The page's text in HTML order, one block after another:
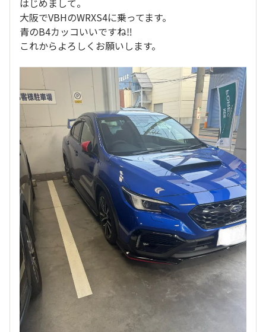
はじめまして。
大阪でVBHのWRXS4に乗ってます。
青のB4カッコいいですね‼️
これからよろしくお願いします。